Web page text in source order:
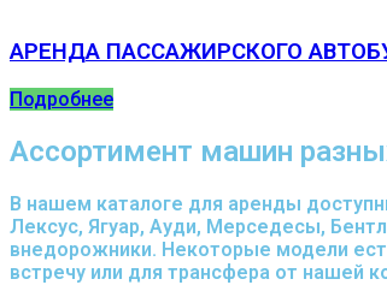
АРЕНДА ПАССАЖИРСКОГО
Подробнее
Ассортимент машин
В нашем каталоге для аренды
Лексус, Ягуар, Ауди, Мерседесы,
внедорожники. Некоторые модели
встречу или для трансфера от нашей